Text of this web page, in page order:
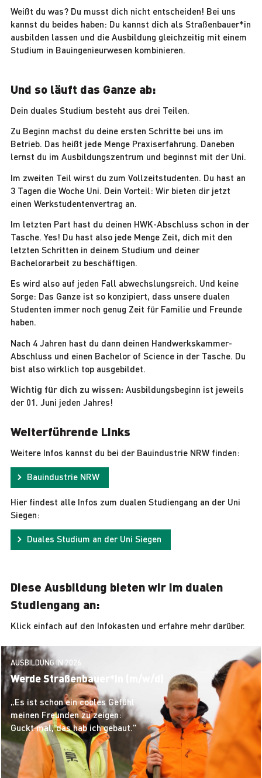
Weißt du was? Du musst dich nicht entscheiden! Bei uns
kannst du beides haben: Du kannst dich als Straßenbauer*in
ausbilden lassen und die Ausbildung gleichzeitig mit einem
Studium in Bauingenieurwesen kombinieren.
Und so läuft das Ganze ab:
Dein duales Studium besteht aus drei Teilen.
Zu Beginn machst du deine ersten Schritte bei uns im
Betrieb. Das heißt jede Menge Praxiserfahrung. Daneben
lernst du im Ausbildungszentrum und beginnst mit der Uni.
Im zweiten Teil wirst du zum Vollzeitstudenten. Du hast an
3 Tagen die Woche Uni. Dein Vorteil: Wir bieten dir jetzt
einen Werkstudentenvertrag an.
Im letzten Part hast du deinen HWK-Abschluss schon in der
Tasche. Yes! Du hast also jede Menge Zeit, dich mit den
letzten Schritten in deinem Studium und deiner
Bachelorarbeit zu beschäftigen.
Es wird also auf jeden Fall abwechslungsreich. Und keine
Sorge: Das Ganze ist so konzipiert, dass unsere dualen
Studenten immer noch genug Zeit für Familie und Freunde
haben.
Nach 4 Jahren hast du dann deinen Handwerkskammer-
Abschluss und einen Bachelor of Science in der Tasche. Du
bist also wirklich top ausgebildet.
Wichtig für dich zu wissen: Ausbildungsbeginn ist jeweils
der 01. Juni jeden Jahres!
Weiterführende Links
Weitere Infos kannst du bei der Bauindustrie NRW finden:
Bauindustrie NRW
Hier findest alle Infos zum dualen Studiengang an der Uni
Siegen:
Duales Studium an der Uni Siegen
Diese Ausbildung bieten wir im dualen
Studiengang an:
Klick einfach auf den Infokasten und erfahre mehr darüber.
AUSBILDUNG IN 2026
Werde Straßenbauer*in (m/w/d)
„Es ist schon ein cooles Gefühl
meinen Freunden zu zeigen:
Guckt mal, das hab ich gebaut."